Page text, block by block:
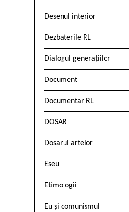
Desenul interior
Dezbaterile RL
Dialogul generațiilor
Document
Documentar RL
DOSAR
Dosarul artelor
Eseu
Etimologii
Eu și comunismul